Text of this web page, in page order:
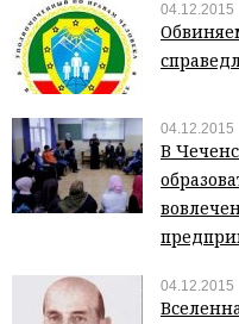
04.12.2015
04.12.2015
В
04.12.2015